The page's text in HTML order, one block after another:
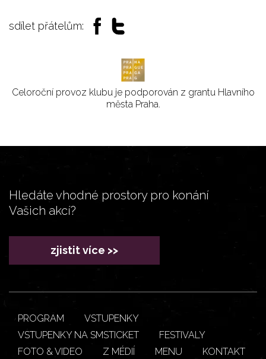
sdílet přátelům:
Celoroční provoz klubu je podporován z grantu Hlavního
města Praha.
Hledáte vhodné prostory pro konání
Vašich akcí?
zjistit více >>
PROGRAM
VSTUPENKY
VSTUPENKY NA SMSTICKET
FESTIVALY
FOTO & VIDEO
Z MÉDIÍ MENU
KONTAKT